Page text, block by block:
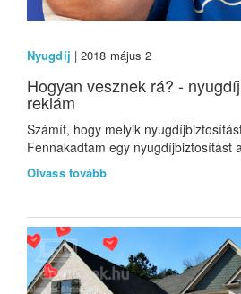
Nyugdíj | 2018 május 2
Hogyan vesznek rá? -
reklám
Számít, hogy melyik
Fennakadtam egy nyugdíjbiztosítást
Olvass tovább